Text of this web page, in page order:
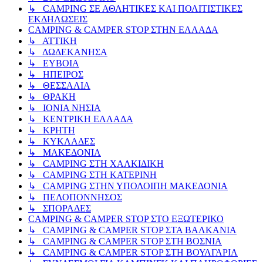
↳ CAMPING ΣΕ ΑΘΛΗΤΙΚΕΣ ΚΑΙ ΠΟΛΙΤΙΣΤΙΚΕΣ
ΕΚΔΗΛΩΣΕΙΣ
CAMPING & CAMPER STOP ΣΤΗN ΕΛΛΑΔΑ
↳ ΑΤΤΙΚΗ
↳ ΔΩΔΕΚΑΝΗΣΑ
↳ ΕΥΒΟΙΑ
↳ ΗΠΕΙΡΟΣ
↳ ΘΕΣΣΑΛΙΑ
↳ ΘΡΑΚΗ
↳ ΙΟΝΙΑ ΝΗΣΙΑ
↳ ΚΕΝΤΡΙΚΗ ΕΛΛΑΔΑ
↳ ΚΡΗΤΗ
↳ ΚΥΚΛΑΔΕΣ
↳ ΜΑΚΕΔΟΝΙΑ
↳ CAMPING ΣΤΗ ΧΑΛΚΙΔΙΚΗ
↳ CAMPING ΣΤΗ ΚΑΤΕΡΙΝΗ
↳ CAMPING ΣΤΗΝ ΥΠΟΛΟΙΠΗ ΜΑΚΕΔΟΝΙΑ
↳ ΠΕΛΟΠΟΝΝΗΣΟΣ
↳ ΣΠΟΡΑΔΕΣ
CAMPING & CAMPER STOP ΣΤΟ ΕΞΩΤΕΡΙΚΟ
↳ CAMPING & CAMPER STOP ΣΤΑ ΒΑΛΚΑΝΙΑ
↳ CAMPING & CAMPER STOP ΣΤΗ ΒΟΣΝΙΑ
↳ CAMPING & CAMPER STOP ΣΤΗ ΒΟΥΛΓΑΡΙΑ